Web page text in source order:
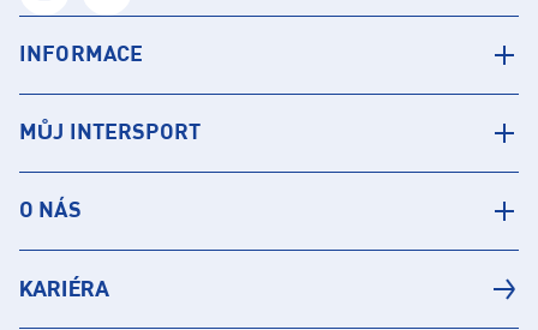
INFORMACE
MŮJ INTERSPORT
O NÁS
KARIÉRA